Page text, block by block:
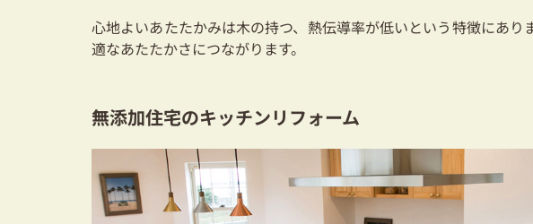
心地よいあたたかみは木の持つ、熱伝導率が低いという特徴にあ
適なあたたかさにつながります。
無添加住宅のキッチンリフォーム